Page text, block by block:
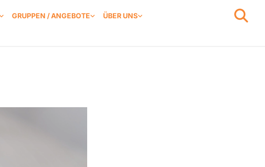
GRUPPEN / ANGEBOTE ÜBER UNS